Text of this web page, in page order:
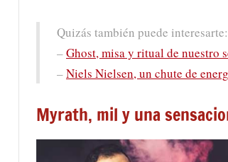
Quizás también puede interesarte:
–Ghost, misa y ritual de nuestro
–Niels Nielsen, un chute de
Myrath, mil y una